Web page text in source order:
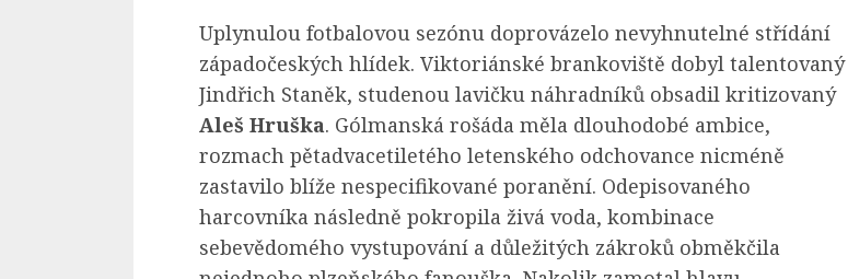
Uplynulou fotbalovou sezónu doprovázelo nevyhnutelné střídání
západočeských hlídek. Viktoriánské brankoviště dobyl talentovaný
Jindřich Staněk, studenou lavičku náhradníků obsadil kritizovaný
Aleš Hruška. Gólmanská rošáda měla dlouhodobé ambice,
rozmach pětadvacetiletého letenského odchovance nicméně
zastavilo blíže nespecifikované poranění. Odepisovaného
harcovníka následně pokropila živá voda, kombinace
sebevědomého vystupování a důležitých zákroků obměkčila